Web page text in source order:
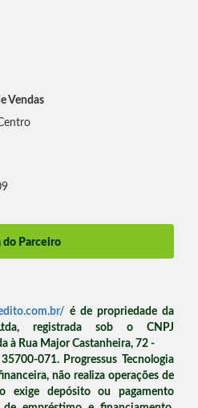
Vendas
do Parceiro
é de propriedade da
Ltda, registrada sob o CNPJ
à Rua Major Castanheira, 72 -
071. Progressus Tecnologia
não realiza operações de
exige depósito ou pagamento